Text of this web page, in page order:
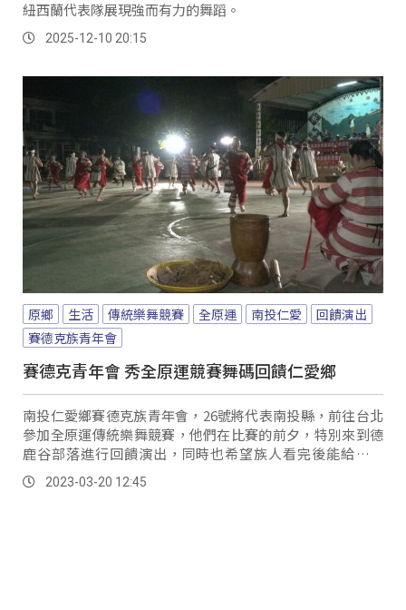
紐西蘭代表隊展現強而有力的舞蹈。
2025-12-10 20:15
原鄉 生活 傳統樂舞競賽 全原運 南投仁愛
回饋演出
賽德克族青年會
賽德克青年會 秀全原運競賽舞碼回饋仁愛鄉
南投仁愛鄉賽德克族青年會，26號將代表南投縣，前往台北
參加全原運傳統樂舞競賽，他們在比賽的前夕，特別來到德
鹿谷部落進行回饋演出，同時也希望族人看完後能給予指
導，希望讓表演內容呈現的更完美。
2023-03-20 12:45